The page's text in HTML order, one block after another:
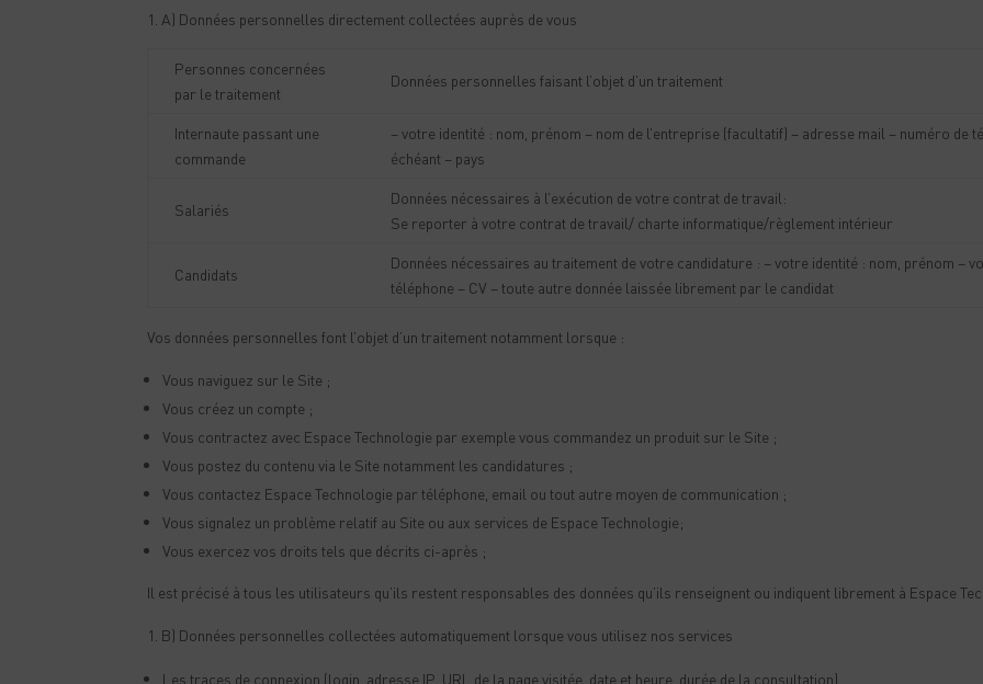
A) Données personnelles directement collectées auprès de vous
Personnes concernées
par le traitement
Données personnelles faisant l’objet d’un traitement
Internaute passant une
commande
– votre identité : nom, prénom – nom de l’entreprise (facultatif) – adresse mail – numéro de
échéant – pays
Salariés
Données nécessaires à l’exécution de votre contrat de travail:
Se reporter à votre contrat de travail/ charte informatique/règlement intérieur
Candidats
Données nécessaires au traitement de votre candidature : – votre identité : nom, prénom –
téléphone – CV – toute autre donnée laissée librement par le candidat
Vos données personnelles font l’objet d’un traitement notamment lorsque :
Vous naviguez sur le Site ;
Vous créez un compte ;
Vous contractez avec Espace Technologie par exemple vous commandez un produit sur le Site ;
Vous postez du contenu via le Site notamment les candidatures ;
Vous contactez Espace Technologie par téléphone, email ou tout autre moyen de communication ;
Vous signalez un problème relatif au Site ou aux services de Espace Technologie;
Vous exercez vos droits tels que décrits ci-après ;
Il est précisé à tous les utilisateurs qu’ils restent responsables des données qu’ils renseignent ou indiquent librement à Espace
B) Données personnelles collectées automatiquement lorsque vous utilisez nos services
Les traces de connexion (login, adresse IP, URL de la page visitée, date et heure, durée de la consultation).